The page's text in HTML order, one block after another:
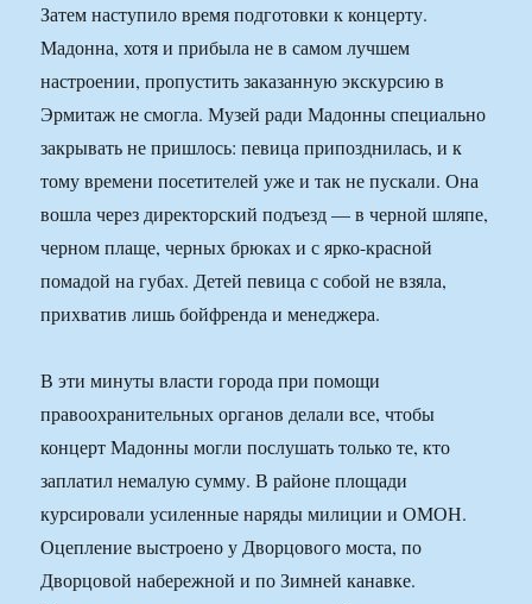
Затем наступило время подготовки к концерту.
Мадонна, хотя и прибыла не в самом лучшем
настроении, пропустить заказанную экскурсию в
Эрмитаж не смогла. Музей ради Мадонны специально
закрывать не пришлось: певица припозднилась, и к
тому времени посетителей уже и так не пускали. Она
вошла через директорский подъезд — в черной шляпе,
черном плаще, черных брюках и с ярко-красной
помадой на губах. Детей певица с собой не взяла,
прихватив лишь бойфренда и менеджера.
В эти минуты власти города при помощи
правоохранительных органов делали все, чтобы
концерт Мадонны могли послушать только те, кто
заплатил немалую сумму. В районе площади
курсировали усиленные наряды милиции и ОМОН.
Оцепление выстроено у Дворцового моста, по
Дворцовой набережной и по Зимней канавке.